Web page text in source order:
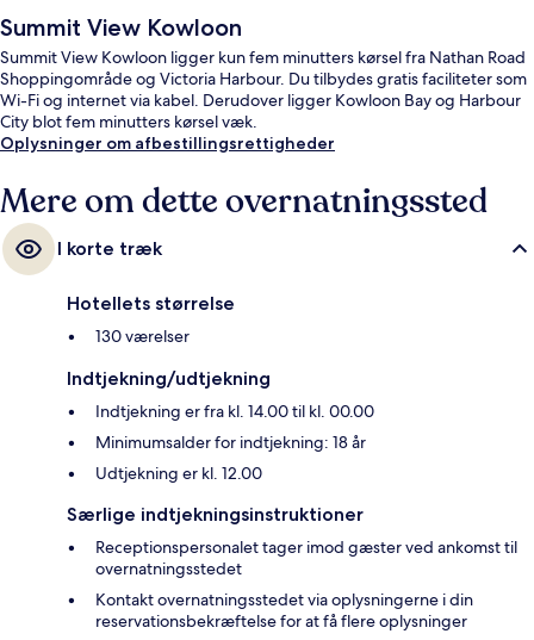
Summit View Kowloon
Summit View Kowloon ligger kun fem minutters kørsel fra Nathan Road
Shoppingområde og Victoria Harbour. Du tilbydes gratis faciliteter som
Wi-Fi og internet via kabel. Derudover ligger Kowloon Bay og Harbour
City blot fem minutters kørsel væk.
Oplysninger om afbestillingsrettigheder
Mere om dette overnatningssted
I korte træk
Hotellets størrelse
130 værelser
Indtjekning/udtjekning
Indtjekning er fra kl. 14.00 til kl. 00.00
Minimumsalder for indtjekning: 18 år
Udtjekning er kl. 12.00
Særlige indtjekningsinstruktioner
Receptionspersonalet tager imod gæster ved ankomst til
overnatningsstedet
Kontakt overnatningsstedet via oplysningerne i din
reservationsbekræftelse for at få flere oplysninger